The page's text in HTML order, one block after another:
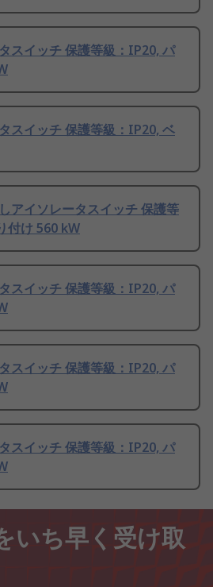
スイッチ 保護等級：IP20, パ
スイッチ 保護等級：IP20, ベ
アイソレータスイッチ 保護等
付け 560 kW
スイッチ 保護等級：IP20, パ
スイッチ 保護等級：IP20, パ
スイッチ 保護等級：IP20, パ
いち早く受け取